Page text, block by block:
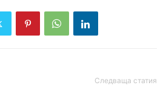
Следваща статия